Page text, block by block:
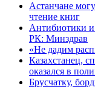
Астанчане
чтение книг
Антибиотики и
РК: Минздрав
«Не дадим
Казахстанец,
оказался в
Брусчатку,